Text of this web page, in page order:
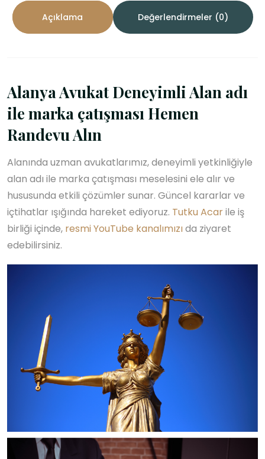
Açıklama Değerlendirmeler (0)
Alanya Avukat Deneyimli Alan adı
ile marka çatışması Hemen
Randevu Alın
Alanında uzman avukatlarımız, deneyimli yetkinliğiyle
alan adı ile marka çatışması meselesini ele alır ve
hususunda etkili çözümler sunar. Güncel kararlar ve
içtihatlar ışığında hareket ediyoruz. Tutku Acarile iş
birliği içinde, resmi YouTube kanalımızıda ziyaret
edebilirsiniz.